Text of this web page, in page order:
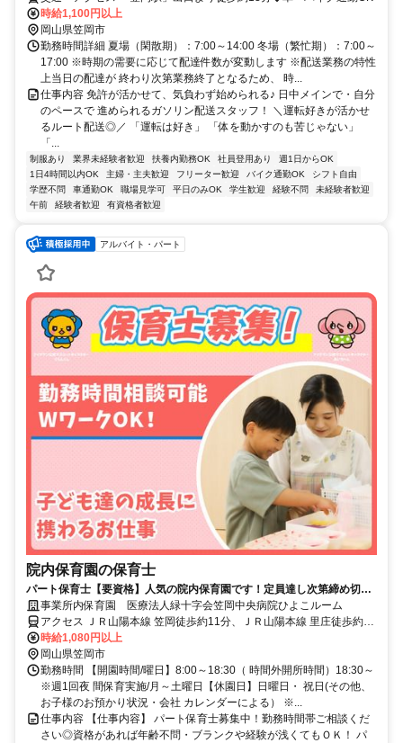
時給1,100円以上
岡山県笠岡市
勤務時間詳細 夏場（閑散期）：7:00～14:00 冬場（繁忙期）：7:00～
17:00 ※時期の需要に応じて配達件数が変動します ※配送業務の特性
上当日の配達が 終わり次第業務終了となるため、 時...
仕事内容 免許が活かせて、気負わず始められる♪ 日中メインで・自分
のペースで 進められるガソリン配送スタッフ！ ＼運転好きが活かせ
るルート配送◎／ 「運転は好き」 「体を動かすのも苦じゃない」
「...
制服あり 業界未経験者歓迎 扶養内勤務OK 社員登用あり
週1日からOK
1日4時間以内OK
主婦・主夫歓迎 フリーター歓迎 バイク通勤OK
シフト自由
学歴不問
車通勤OK 職場見学可 平日のみOK 学生歓迎 経験不問
未経験者歓迎
午前
経験者歓迎 有資格者歓迎
アルバイト・パート
院内保育園の保育士
パート保育士【要資格】人気の院内保育園です！定員達し次第締め切り
ますのでお早めにご応募ください
事業所内保育園 医療法人緑十字会笠岡中央病院ひよこルーム
アクセス ＪＲ山陽本線 笠岡徒歩約11分、ＪＲ山陽本線 里庄徒歩約67
分、ＪＲ山陽本線 大門（広島県）徒歩約87分
時給1,080円以上
岡山県笠岡市
勤務時間 【開園時間/曜日】8:00～18:30（ 時間外開所時間）18:30～
※週1回夜 間保育実施/月～土曜日【休園日】日曜日・ 祝日(その他、
お子様のお預かり状況・会社 カレンダーによる） ※...
仕事内容 【仕事内容】 パート保育士募集中！勤務時間帯ご相談くだ
さい◎資格があれば年齢不問・ブランクや経験が浅くてもＯＫ！ パ